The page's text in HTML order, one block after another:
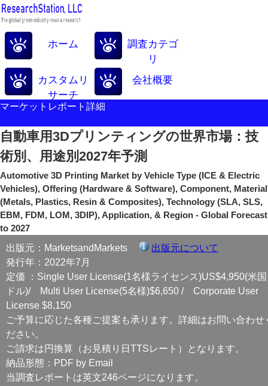
ホーム
調査カテゴ
リ
カスタムリ
サーチ
会社概要
マーケットレポート詳細
自動車用3Dプリンティングの世界市場：技
術別、用途別2027年予測
Automotive 3D Printing Market by Vehicle Type (ICE & Electric
Vehicles), Offering (Hardware & Software), Component, Material
(Metals, Plastics, Resin & Composites), Technology (SLA, SLS,
EBM, FDM, LOM, 3DIP), Application, & Region - Global Forecast
to 2027
出版元：MarketsandMarkets
出版元について
発行年：2022年7月
定価 ：Single User License(1名様ライセンス)US$4,950(米国
ドル)/ Multi User License(5名様)$6,650 / Corporate User
License $8,150
ご予算に応じた各種ご提案も承ります。詳細はお問い合わせ
ださい。
ご請求は円換算（お見積り日TTSレート）となります。
納品形態：PDF by Email
当調査レポートは英文246ページになります。